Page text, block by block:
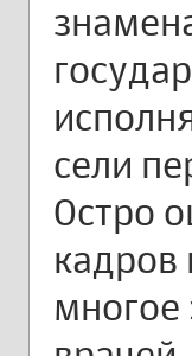
сели
Остро
кадров